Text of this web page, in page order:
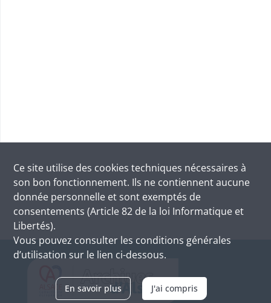
Ce site utilise des cookies techniques nécessaires à
son bon fonctionnement. Ils ne contiennent aucune
donnée personnelle et sont exemptés de
consentements (Article 82 de la loi Informatique et
Libertés).
Vous pouvez consulter les conditions générales
d’utilisation sur le lien ci-dessous.
En savoir plus J'ai compris